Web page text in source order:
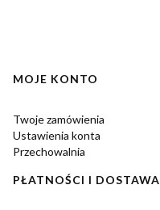
Linki w stopce
MOJE KONTO
Twoje zamówienia
Ustawienia konta
Przechowalnia
PŁATNOŚCI I DOSTAWA